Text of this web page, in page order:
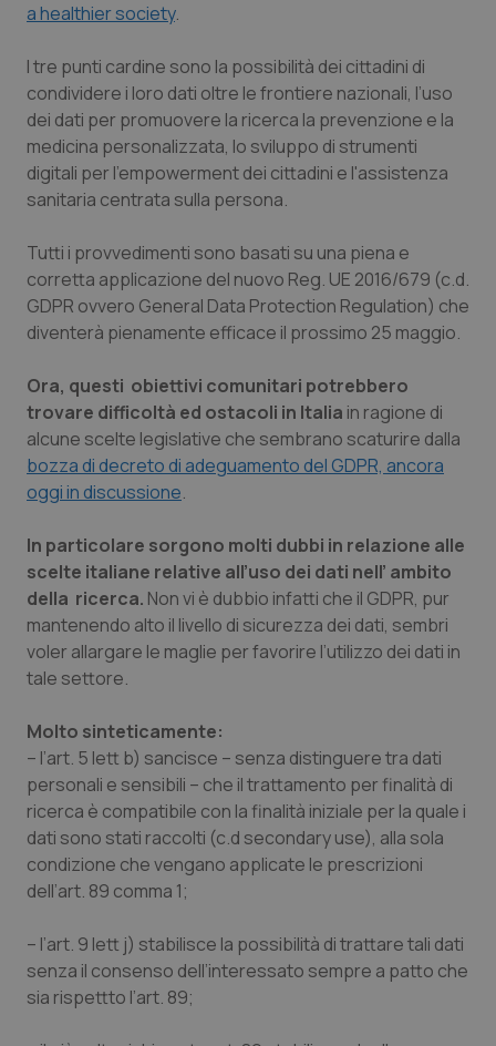
Piemonte
Provincia Autonoma di Bolzano
Provincia Autonoma di Trento
Puglia
Sardegna
Sicilia
Toscana
Umbria
Valle D’Aosta
Veneto
HIV
Infezioni & Febbre
Ipertensione & Scompenso
Malattie rare
Malattia di Crohn & Rettocolite Ulcerosa
Neuroscienze & patologie neurodegenerative
Obesità
Oftalmologia
Oncodermatologia
Oncoematologia
Oncologia & Nutrizione
Psoriasi & pelle
Quotidiano Cardiologia
Quotidiano Chirurgia
Quotidiano Oncologia
Quotidiano Pediatria
Rene & patologie urogenitali
a healthier society.
I tre punti cardine sono la possibilità dei cittadini di
condividere i loro dati oltre le frontiere nazionali, l’uso
dei dati per promuovere la ricerca la prevenzione e la
medicina personalizzata, lo sviluppo di strumenti
digitali per l'empowerment dei cittadini e l'assistenza
sanitaria centrata sulla persona.
Tutti i provvedimenti sono basati su una piena e
corretta applicazione del nuovo Reg. UE 2016/679 (c.d.
GDPR ovvero General Data Protection Regulation) che
diventerà pienamente efficace il prossimo 25 maggio.
Ora, questi obiettivi comunitari potrebbero
trovare difficoltà ed ostacoli in Italia in ragione di
alcune scelte legislative che sembrano scaturire dalla
bozza di decreto di adeguamento del GDPR, ancora
oggi in discussione.
In particolare sorgono molti dubbi in relazione alle
scelte italiane relative all’uso dei dati nell’ ambito
della ricerca. Non vi è dubbio infatti che il GDPR, pur
mantenendo alto il livello di sicurezza dei dati, sembri
voler allargare le maglie per favorire l’utilizzo dei dati in
tale settore.
Molto sinteticamente:
– l’art. 5 lett b) sancisce – senza distinguere tra dati
personali e sensibili – che il trattamento per finalità di
ricerca è compatibile con la finalità iniziale per la quale i
dati sono stati raccolti (c.d secondary use), alla sola
condizione che vengano applicate le prescrizioni
dell’art. 89 comma 1;
– l’art. 9 lett j) stabilisce la possibilità di trattare tali dati
senza il consenso dell’interessato sempre a patto che
sia rispettto l’art. 89;